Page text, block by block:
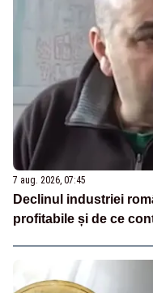
7 aug. 2026, 07:45
Declinul industriei
profitabile și de ce